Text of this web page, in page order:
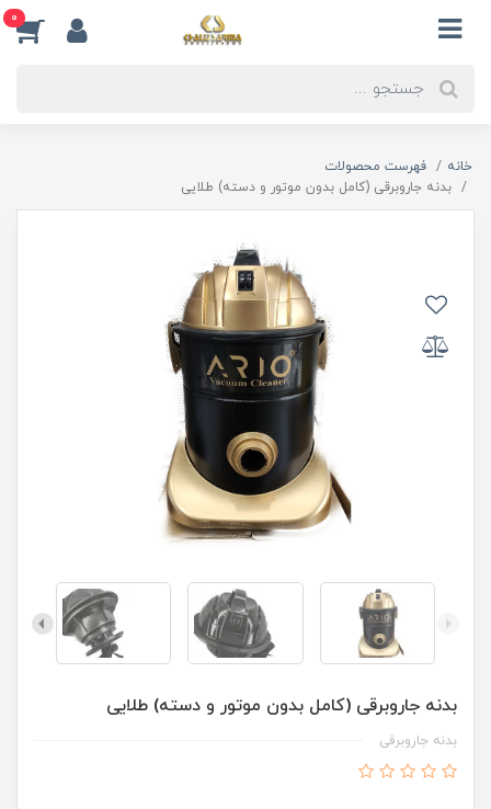
0
خانه
فهرست محصولات
بدنه جاروبرقی (کامل بدون موتور و دسته) طلایی
بدنه جاروبرقی (کامل بدون موتور و دسته) طلایی
بدنه جاروبرقی